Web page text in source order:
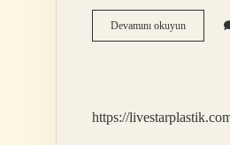
Devamını okuyunTapuda
Asma
https://